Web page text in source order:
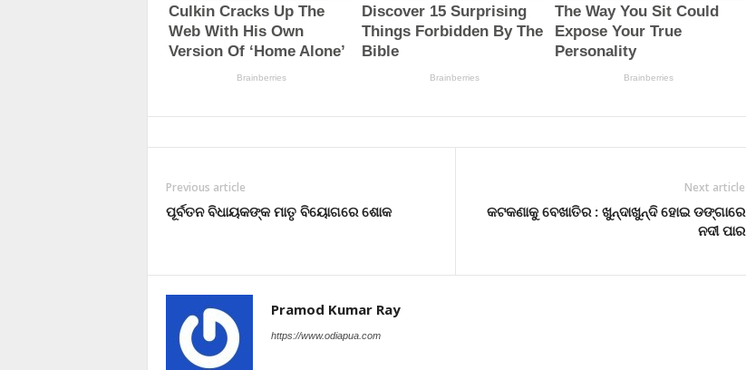
Previous article
ପୂର୍ବତନ ବିଧାୟକଙ୍କ ମାତୃ ବିୟୋଗରେ ଶୋକ
Next article
କଟକଣାକୁ ବେଖାତିର : ଖୁନ୍ଦାଖୁନ୍ଦି ହୋଇ ଡଙ୍ଗାରେ
ନଦୀ ପାର
Pramod Kumar Ray
https://www.odiapua.com